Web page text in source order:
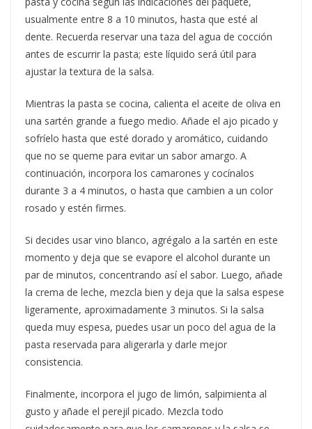
usualmente entre 8 a 10 minutos, hasta que esté al
dente. Recuerda reservar una taza del agua de cocción
antes de escurrir la pasta; este líquido será útil para
ajustar la textura de la salsa.
Mientras la pasta se cocina, calienta el aceite de oliva en
una sartén grande a fuego medio. Añade el ajo picado y
sofríelo hasta que esté dorado y aromático, cuidando
que no se queme para evitar un sabor amargo. A
continuación, incorpora los camarones y cocínalos
durante 3 a 4 minutos, o hasta que cambien a un color
rosado y estén firmes.
Si decides usar vino blanco, agrégalo a la sartén en este
momento y deja que se evapore el alcohol durante un
par de minutos, concentrando así el sabor. Luego, añade
la crema de leche, mezcla bien y deja que la salsa espese
ligeramente, aproximadamente 3 minutos. Si la salsa
queda muy espesa, puedes usar un poco del agua de la
pasta reservada para aligerarla y darle mejor
consistencia.
Finalmente, incorpora el jugo de limón, salpimienta al
gusto y añade el perejil picado. Mezcla todo